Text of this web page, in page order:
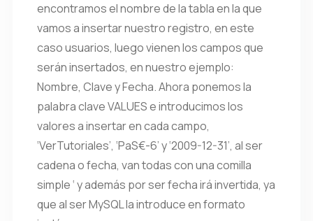
encontramos el nombre de la tabla en la que
vamos a insertar nuestro registro, en este
caso usuarios, luego vienen los campos que
serán insertados, en nuestro ejemplo:
Nombre, Clave y Fecha. Ahora ponemos la
palabra clave VALUES e introducimos los
valores a insertar en cada campo,
‘VerTutoriales’, ‘PaS€-6’ y ‘2009-12-31’, al ser
cadena o fecha, van todas con una comilla
simple ‘ y además por ser fecha irá invertida, ya
que al ser MySQL la introduce en formato